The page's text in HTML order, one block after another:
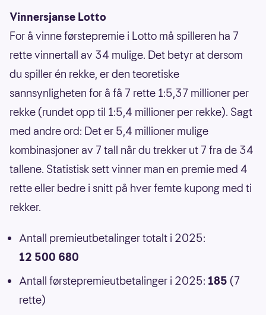
Vinnersjanse Lotto
For å vinne førstepremie i Lotto må spilleren ha 7
rette vinnertall av 34 mulige. Det betyr at dersom
du spiller én rekke, er den teoretiske
sannsynligheten for å få 7 rette 1:5,37 millioner per
rekke (rundet opp til 1:5,4 millioner per rekke). Sagt
med andre ord: Det er 5,4 millioner mulige
kombinasjoner av 7 tall når du trekker ut 7 fra de 34
tallene. Statistisk sett vinner man en premie med 4
rette eller bedre i snitt på hver femte kupong med ti
rekker.
Antall premieutbetalinger totalt i 2025:
12 500 680
Antall førstepremieutbetalinger i 2025: 185 (7
rette)